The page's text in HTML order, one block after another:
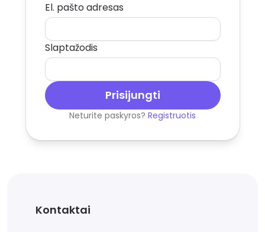
El. pašto adresas
Slaptažodis
Prisijungti
Neturite paskyros? Registruotis
Kontaktai